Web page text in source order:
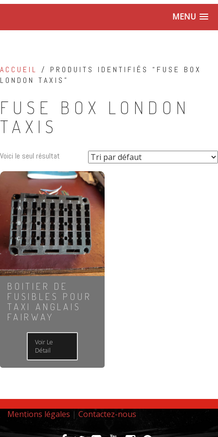
MENU
ACCUEIL / PRODUITS IDENTIFIÉS “FUSE BOX
LONDON TAXIS”
FUSE BOX LONDON
TAXIS
Voici le seul résultat
BOITIER DE
FUSIBLES POUR
TAXI ANGLAIS
FAIRWAY
Voir Le
Détail
Mentions légales | Contactez-nous